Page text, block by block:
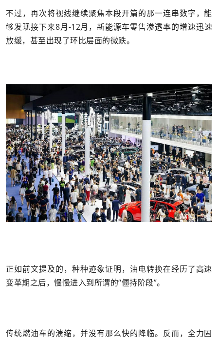
不过，再次将视线继续聚焦本段开篇的那一连串数字，能
够发现接下来8月-12月，新能源车零售渗透率的增速迅速
放缓，甚至出现了环比层面的微跌。
正如前文提及的，种种迹象证明，油电转换在经历了高速
变革期之后，慢慢进入到所谓的“僵持阶段”。
传统燃油车的溃缩，并没有那么快的降临。反而，全力固